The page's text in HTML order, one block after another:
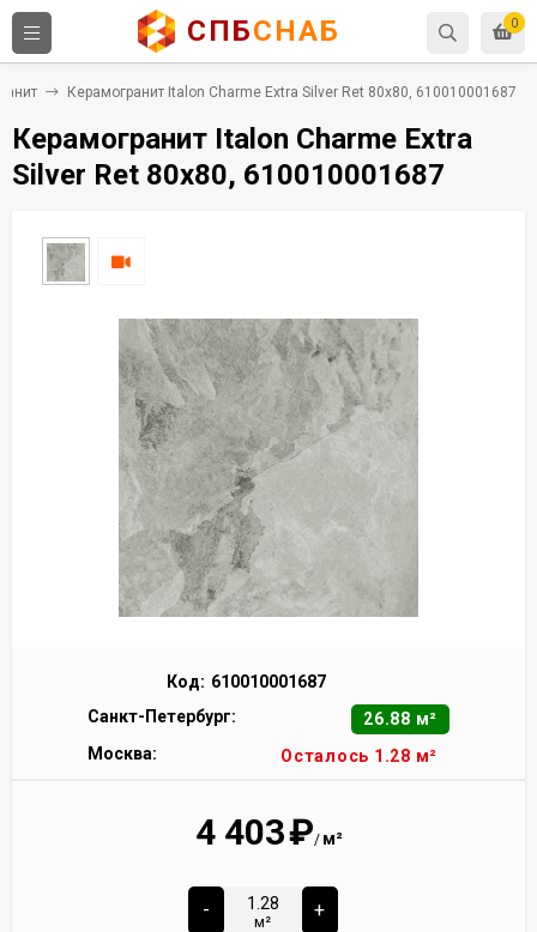
0
СПБСНАБ
Керамогранит Italon Charme Extra Silver Ret 80x80, 610010001687
Керамогранит Italon Charme Extra
Silver Ret 80x80, 610010001687
Код: 610010001687
Санкт-Петербург:
26.88 м²
Москва:
Осталось 1.28 м²
4 403₽/ м²
-
м²
+